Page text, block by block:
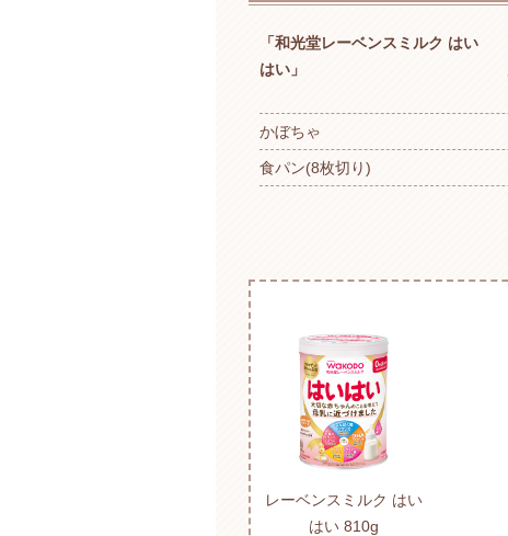
「和光堂レーベンスミルク はい
はい」
かぼちゃ
食パン(8枚切り)
レーベンスミルク はい
はい 810g